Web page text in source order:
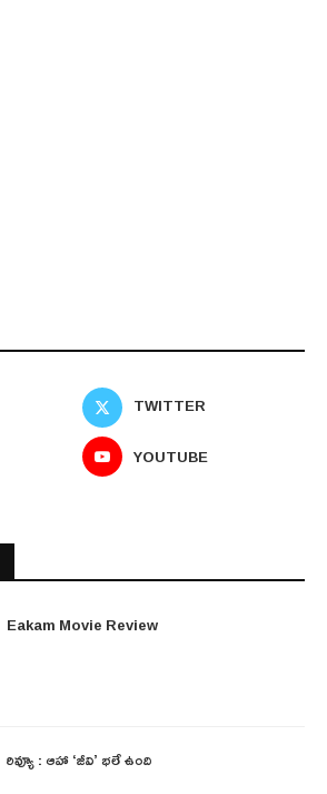
TWITTER
YOUTUBE
Eakam Movie Review
రివ్యూ : ఆహా ‘జీవి’ భలే ఉంది